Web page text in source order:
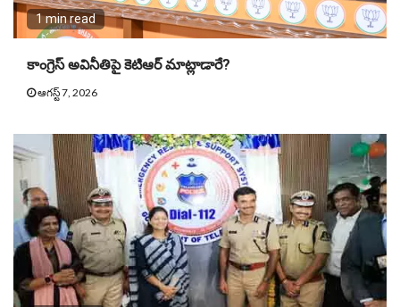
1 min read
కాంగ్రెస్ అవినీతిపై కెటిఆర్ మాట్లాడారే?
ఆగస్ట్ 7, 2026